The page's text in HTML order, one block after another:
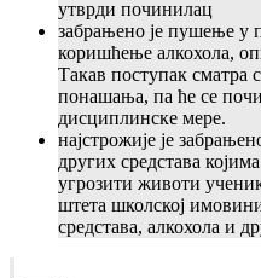
утврди починилац
забрањено је пушење у
коришћење алкохола,
Такав поступак сматра
понашања, па ће се
дисциплинске мере.
најстрожије је
других средстава
угрозити животи
штета школској
средстава, алкохола и